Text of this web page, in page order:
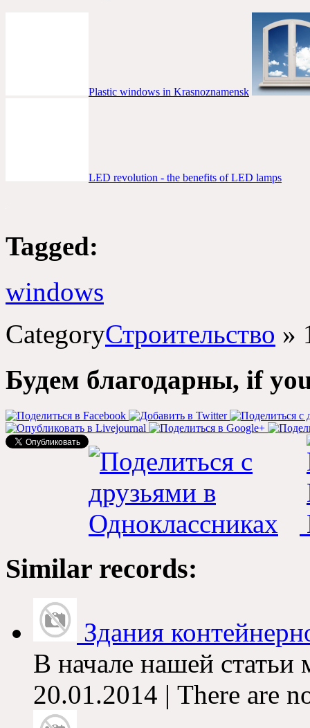
Plastic windows in Krasnoznamensk
LED revolution - the benefits of LED lamps
Tagged:
windows
CategoryСтроительство »
Будем благодарны, if
Similar records:
Здания
В начале нашей статьи
20.01.2014 | There are